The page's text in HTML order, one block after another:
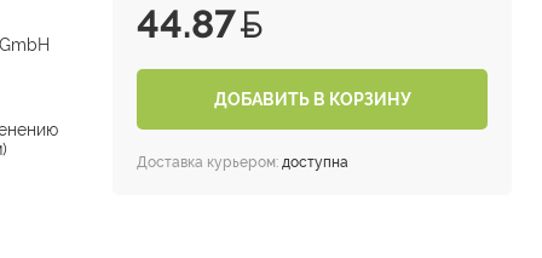
44.87
ДОБАВИТЬ В КОРЗИНУ
Доставка курьером: доступна